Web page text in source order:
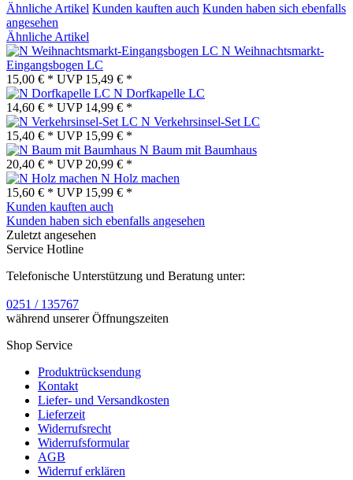
Ähnliche Artikel Kunden kauften auch Kunden haben sich ebenfalls
angesehen
Ähnliche Artikel
N Weihnachtsmarkt-
Eingangsbogen LC
15,00 € * UVP 15,49 € *
N Dorfkapelle LC
14,60 € * UVP 14,99 € *
N Verkehrsinsel-Set LC
15,40 € * UVP 15,99 € *
N Baum mit Baumhaus
20,40 € * UVP 20,99 € *
N Holz machen
15,60 € * UVP 15,99 € *
Kunden kauften auch
Kunden haben sich ebenfalls angesehen
Zuletzt angesehen
Service Hotline
Telefonische Unterstützung und Beratung unter:
0251 / 135767
während unserer Öffnungszeiten
Shop Service
Produktrücksendung
Kontakt
Liefer- und Versandkosten
Lieferzeit
Widerrufsrecht
Widerrufsformular
AGB
Widerruf erklären